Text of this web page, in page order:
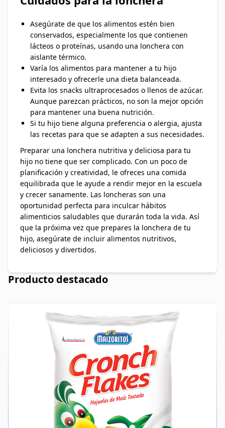
Asegúrate de que los alimentos estén bien
conservados, especialmente los que contienen
lácteos o proteínas, usando una lonchera con
aislante térmico.
Varía los alimentos para mantener a tu hijo
interesado y ofrecerle una dieta balanceada.
Evita los snacks ultraprocesados o llenos de azúcar.
Aunque parezcan prácticos, no son la mejor opción
para mantener una buena nutrición.
Si tu hijo tiene alguna preferencia o alergia, ajusta
las recetas para que se adapten a sus necesidades.
Preparar una lonchera nutritiva y deliciosa para tu
hijo no tiene que ser complicado. Con un poco de
planificación y creatividad, le ofreces una comida
equilibrada que le ayude a rendir mejor en la escuela
y crecer sanamente. Las loncheras son una
oportunidad perfecta para inculcar hábitos
alimenticios saludables que durarán toda la vida. Así
que la próxima vez que prepares la lonchera de tu
hijo, asegúrate de incluir alimentos nutritivos,
deliciosos y divertidos.
Producto destacado